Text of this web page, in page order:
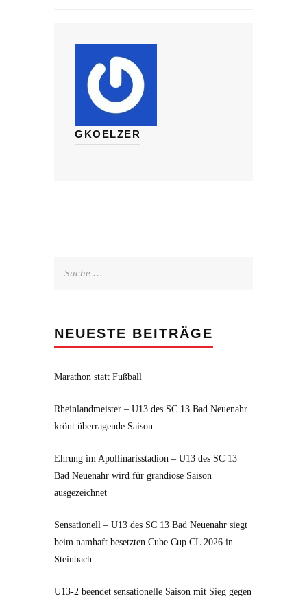
GKOELZER
NEUESTE BEITRÄGE
Marathon statt Fußball
Rheinlandmeister – U13 des SC 13 Bad Neuenahr
krönt überragende Saison
Ehrung im Apollinarisstadion – U13 des SC 13
Bad Neuenahr wird für grandiose Saison
ausgezeichnet
Sensationell – U13 des SC 13 Bad Neuenahr siegt
beim namhaft besetzten Cube Cup CL 2026 in
Steinbach
U13-2 beendet sensationelle Saison mit Sieg gegen